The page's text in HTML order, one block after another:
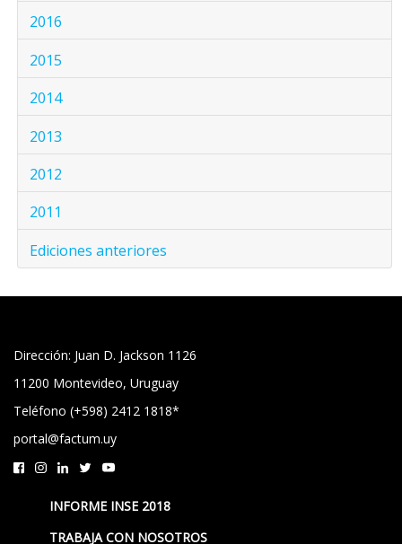
2016
2015
2014
2013
2012
2011
Ediciones anteriores
Dirección: Juan D. Jackson 1126
11200 Montevideo, Uruguay
Teléfono (+598) 2412 1818*
portal@factum.uy
INFORME INSE 2018
TRABAJA CON NOSOTROS